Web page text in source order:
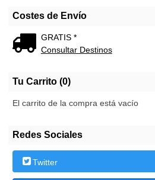
Costes de Envío
GRATIS *
Consultar Destinos
Tu Carrito (0)
El carrito de la compra está vacío
Redes Sociales
Twitter